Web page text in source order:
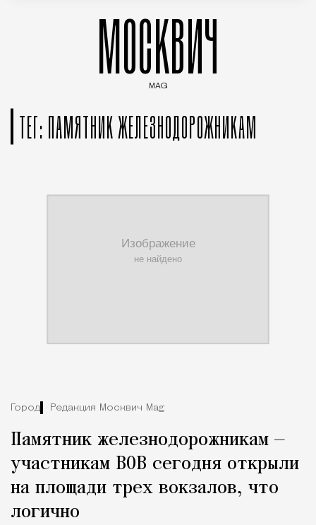
МОСКВИЧ
MAG
ТЕГ: ПАМЯТНИК ЖЕЛЕЗНОДОРОЖНИКАМ
Город Редакция Москвич Mag
Памятник железнодорожникам —
участникам ВОВ сегодня открыли
на площади трех вокзалов, что
логично